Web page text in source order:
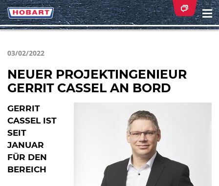
03/02/2022
NEUER PROJEKTINGENIEUR
GERRIT CASSEL AN BORD
GERRIT
CASSEL IST
SEIT
JANUAR
FÜR DEN
BEREICH